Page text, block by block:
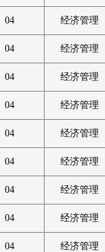
04 经济管理
04 经济管理
04 经济管理
04 经济管理
04 经济管理
04 经济管理
04 经济管理
04 经济管理
04 经济管理